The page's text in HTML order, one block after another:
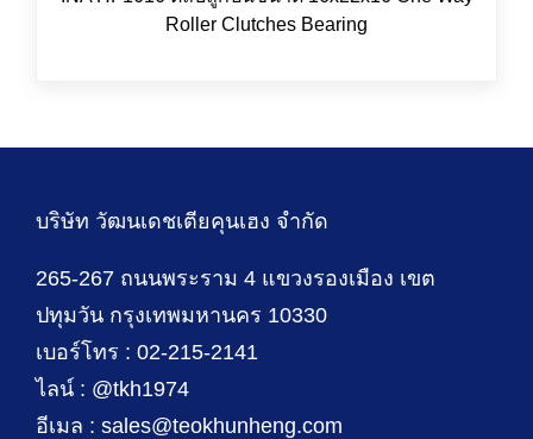
Roller Clutches Bearing
บริษัท วัฒนเดชเตียคุนเฮง จำกัด
265-267 ถนนพระราม 4 แขวงรองเมือง เขต
ปทุมวัน กรุงเทพมหานคร 10330
เบอร์โทร : 02-215-2141
ไลน์ : @tkh1974
อีเมล : sales@teokhunheng.com